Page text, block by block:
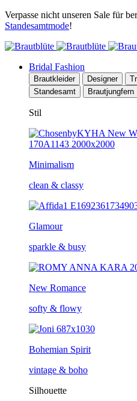
Verpasse nicht unseren Sale für
Standesamtmode!
Bridal Fashion
Brautkleider Designer
Standesamt
Brautjungfern
Stil
Minimalism
clean & classy
Glamour
sparkle & busy
New Romance
softy & flowy
Bohemian Spirit
vintage & boho
Silhouette